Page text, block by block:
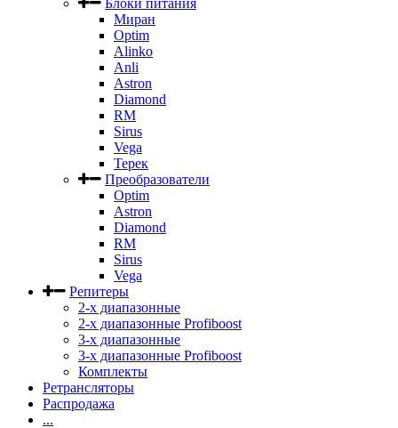
Блоки питания
Миран
Optim
Alinko
Anli
Astron
Diamond
RM
Sirus
Vega
Терек
Преобразователи
Optim
Astron
Diamond
RM
Sirus
Vega
Репитеры
2-х диапазонные
2-х диапазонные Profiboost
3-х диапазонные
3-х диапазонные Profiboost
Комплекты
Ретрансляторы
Распродажа
...